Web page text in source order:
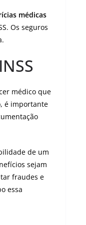
médicas
Os seguros
médico que
é importante
de um
sejam
fraudes e
essa